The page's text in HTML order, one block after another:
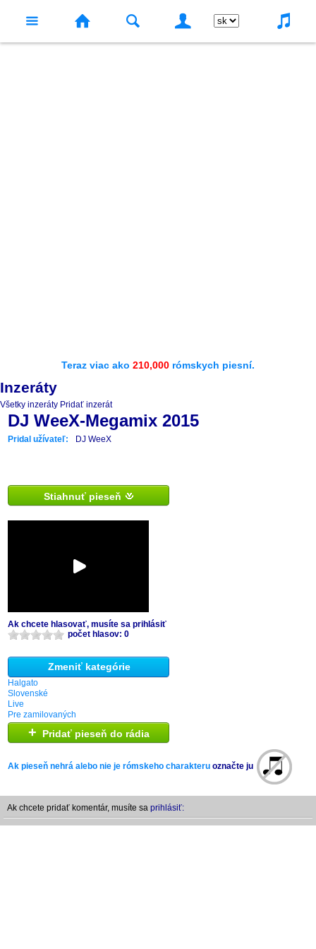
Teraz viac ako 210,000 rómskych piesní.
Inzeráty
Všetky inzeráty Pridať inzerát
DJ WeeX-Megamix 2015
Pridal užívateľ: DJ WeeX
Stiahnuť pieseň
Ak chcete hlasovať, musíte sa prihlásiť
počet hlasov: 0
Zmeniť kategórie
Halgato
Slovenské
Live
Pre zamilovaných
+ Pridať pieseň do rádia
Ak pieseň nehrá alebo nie je rómskeho charakteru označte ju
Ak chcete pridať komentár, musíte sa prihlásiť: